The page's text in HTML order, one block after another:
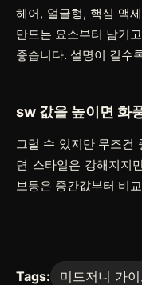
헤어, 얼굴형, 핵심 액
만드는 요소부터 남기
좋습니다. 설명이 길수
sw 값을 높이면 화
그럴 수 있지만 무조건
면 스타일은 강해지지
보통은 중간값부터 비
Tags: 미드저니 가이